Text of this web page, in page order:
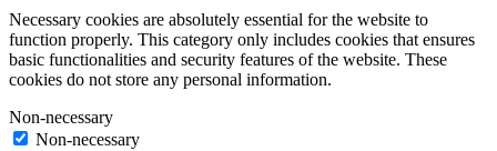
Necessary cookies are absolutely essential for the website to
function properly. This category only includes cookies that ensures
basic functionalities and security features of the website. These
cookies do not store any personal information.
Non-necessary
Non-necessary